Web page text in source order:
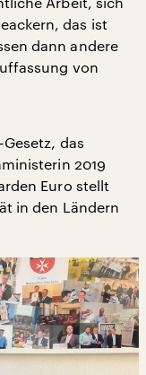
das ist
dann andere
von
das
2019
Euro stellt
in den Ländern